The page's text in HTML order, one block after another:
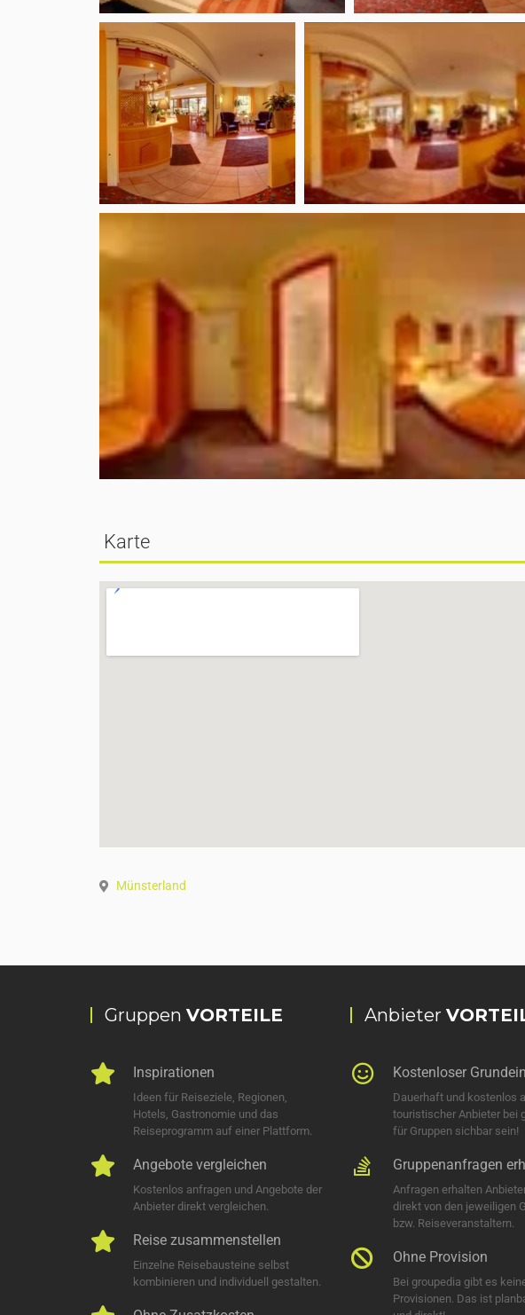
Karte
Münsterland
Gruppen VORTEILE
Inspirationen
Ideen für Reiseziele, Regionen,
Hotels, Gastronomie und das
Reiseprogramm auf einer Plattform.
Angebote vergleichen
Kostenlos anfragen und Angebote der
Anbieter direkt vergleichen.
Reise zusammenstellen
Einzelne Reisebausteine selbst
kombinieren und individuell gestalten.
Anbieter
Kostenloser
Dauerhaft und kostenlos
touristischer Anbieter bei
für Gruppen sichbar sein!
Gruppenanfragen
Anfragen erhalten
direkt von den jeweiligen
bzw. Reiseveranstaltern.
Ohne Provision
Bei groupedia gibt es
Provisionen. Das ist